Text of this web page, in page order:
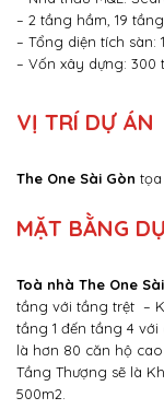
– 2 tầng hầm, 19
– Tổng diện tích sàn:
– Vốn xây dựng: 300
VỊ TRÍ DỰ ÁN
The One Sài Gòn tọa
MẶT BẰNG
Toà nhà The One
tầng với tầng trệt –
tầng 1 đến tầng 4 với
là hơn 80 căn hộ
Tầng Thượng sẽ là
500m2.